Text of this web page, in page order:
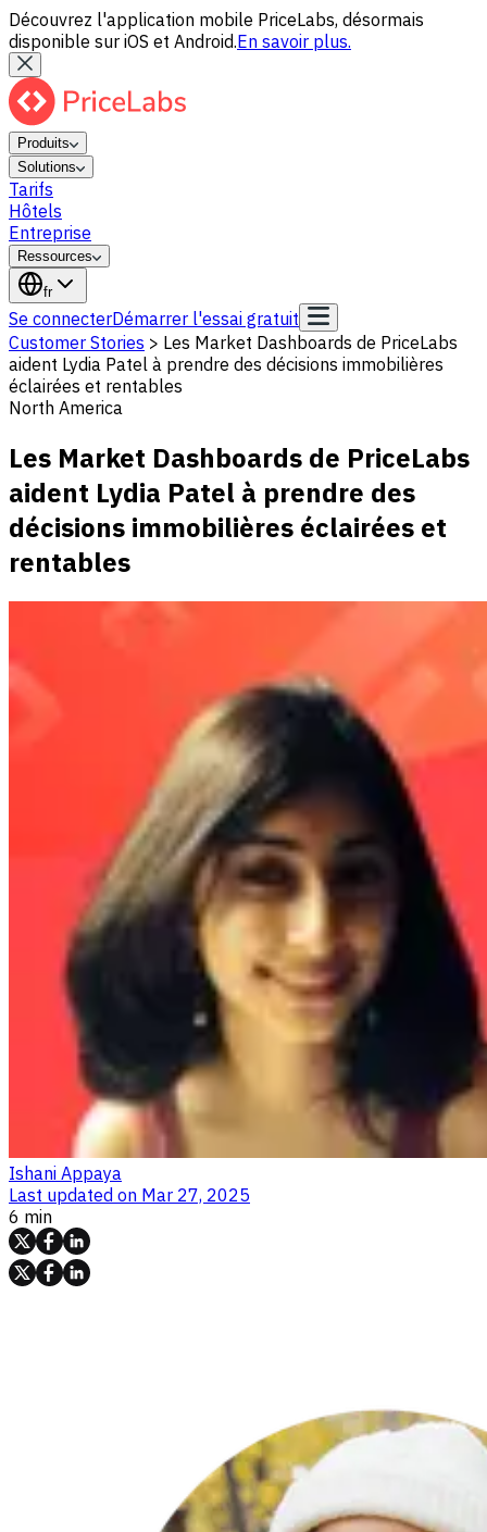
Découvrez l'application mobile PriceLabs, désormais
disponible sur iOS et Android.En savoir plus.
Produits
Solutions
Tarifs
Hôtels
Entreprise
Ressources
fr
Se connecterDémarrer l'essai gratuit
Customer Stories > Les Market Dashboards de PriceLabs
aident Lydia Patel à prendre des décisions immobilières
éclairées et rentables
North America
Les Market Dashboards de PriceLabs
aident Lydia Patel à prendre des
décisions immobilières éclairées et
rentables
Ishani Appaya
Last updated on Mar 27, 2025
6 min